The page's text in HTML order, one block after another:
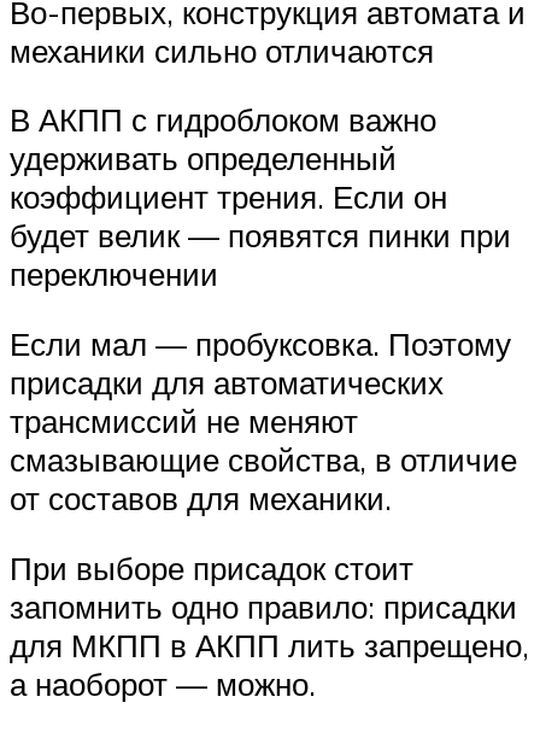
Во-первых, конструкция автомата и
механики сильно отличаются
В АКПП с гидроблоком важно
удерживать определенный
коэффициент трения. Если он
будет велик — появятся пинки при
переключении
Если мал — пробуксовка. Поэтому
присадки для автоматических
трансмиссий не меняют
смазывающие свойства, в отличие
от составов для механики.
При выборе присадок стоит
запомнить одно правило: присадки
для МКПП в АКПП лить запрещено,
а наоборот — можно.